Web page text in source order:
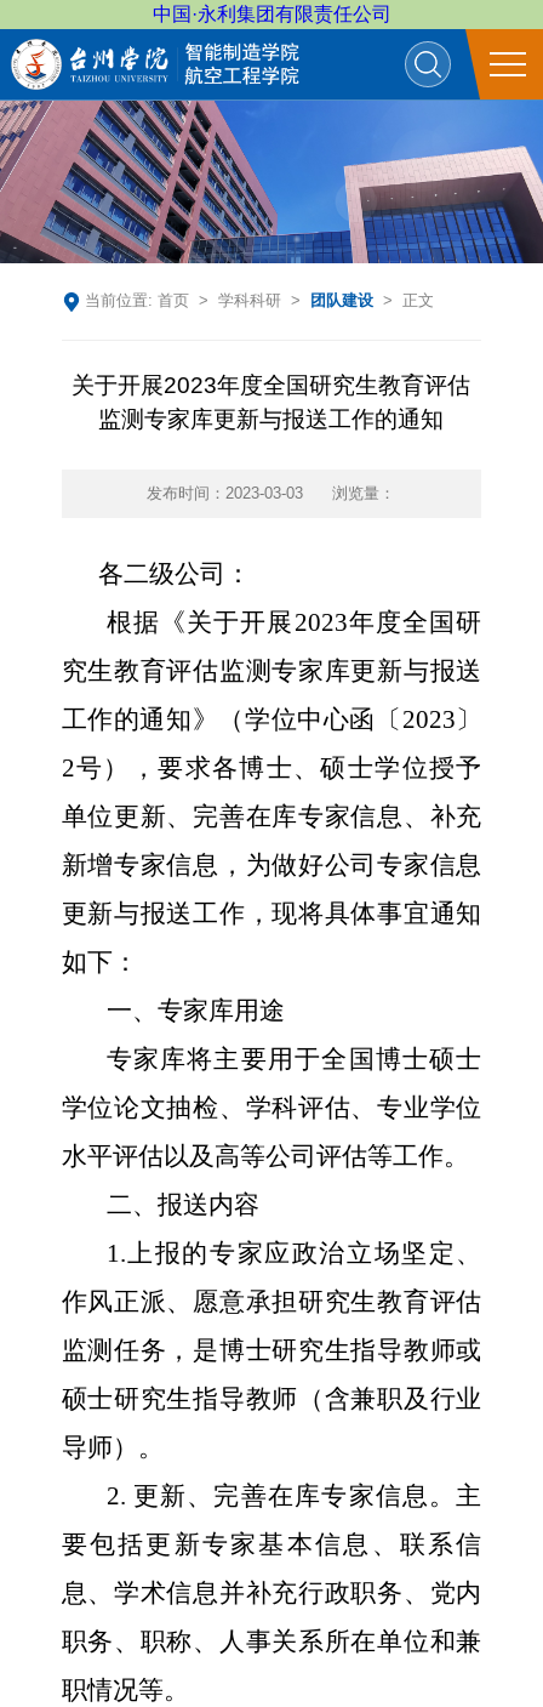
中国·永利集团有限责任公司
当前位置:首页 >学科科研 > 团队建设 > 正文
关于开展2023年度全国研究生教育评估
监测专家库更新与报送工作的通知
发布时间：2023-03-03 浏览量：
各二级公司：
根据《关于开展2023年度全国研
究生教育评估监测专家库更新与报送
工作的通知》（学位中心函〔 2023 〕
2号），要求各博士、硕士学位授予
单位更新、完善在库专家信息、补充
新增专家信息，为做好公司专家信息
更新与报送工作，现将具体事宜通知
如下：
一、专家库用途
专家库将主要用于全国博士硕士
学位论文抽检、学科评估、专业学位
水平评估以及高等公司评估等工作。
二、报送内容
1.上报的专家应政治立场坚定、
作风正派、愿意承担研究生教育评估
监测任务，是博士研究生指导教师或
硕士研究生指导教师（含兼职及行业
导师）。
2. 更新、完善在库专家信息。主
要包括更新专家基本信息、联系信
息、学术信息并补充行政职务、党内
职务、职称、人事关系所在单位和兼
职情况等。